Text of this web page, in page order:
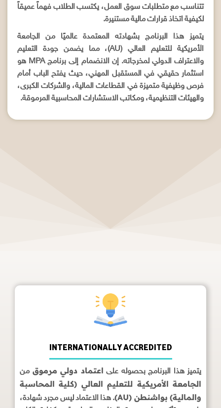
تتناسب مع متطلبات سوق العمل، يكتسب الطلاب فهماً عميقاً
لكيفية اتخاذ قرارات مالية مستنيرة.
يتميز هذا البرنامج بشهادته المعتمدة عالميًا من الجامعة
الأمريكية للتعليم العالي (AU)، مما يضمن جودة التعليم
والاعتراف الدولي لمخرجاته. إن الانضمام إلى برنامج MPA هو
استثمار حقيقي في المستقبل المهني، حيث يفتح الباب أمام
فرص وظيفية متميزة في القطاعات المالية، والشركات الكبرى،
والهيئات التنظيمية، ومكاتب الاستشارات المحاسبية المرموقة.
INTERNATIONALLY ACCREDITED
يتميز هذا البرنامج بحصوله على اعتماد دولي مرموق من
الجامعة الأمريكية للتعليم العالي (كلية المحاسبة
والمالية) بواشنطن (AU)
. هذا الاعتماد ليس مجرد شهادة،